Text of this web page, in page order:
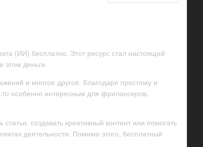
(ИИ) бесплатно. Этот ресурс стал настоящей
этом деньги.
и многое другое. Благодаря простому и
особенно интересным для фрилансеров,
создавать креативный контент или помогать
деятельности. Помимо этого, бесплатный